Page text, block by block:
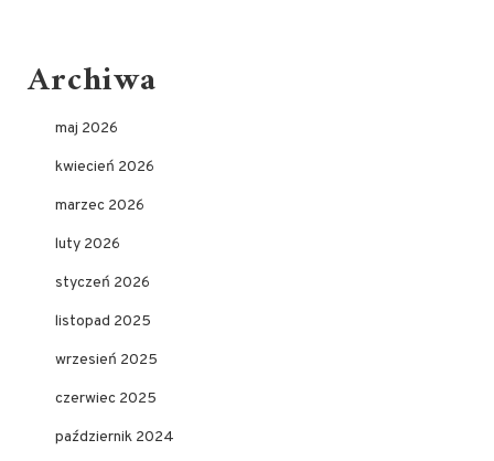
Archiwa
maj 2026
kwiecień 2026
marzec 2026
luty 2026
styczeń 2026
listopad 2025
wrzesień 2025
czerwiec 2025
październik 2024